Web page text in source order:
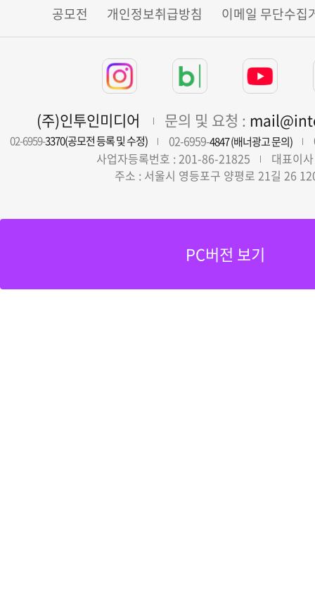
공모전 개인정보취급방침 이메일 무단수집
(주)인투인미디어 문의 및 요청 :
02-6959-3370(공모전 등록 및 수정) 02-6959-4847 (배너광고 문의)
사업자등록번호 : 201-86-21825
대표이
주소 : 서울시 영등포구 양평로 21길 26
PC버전 보기